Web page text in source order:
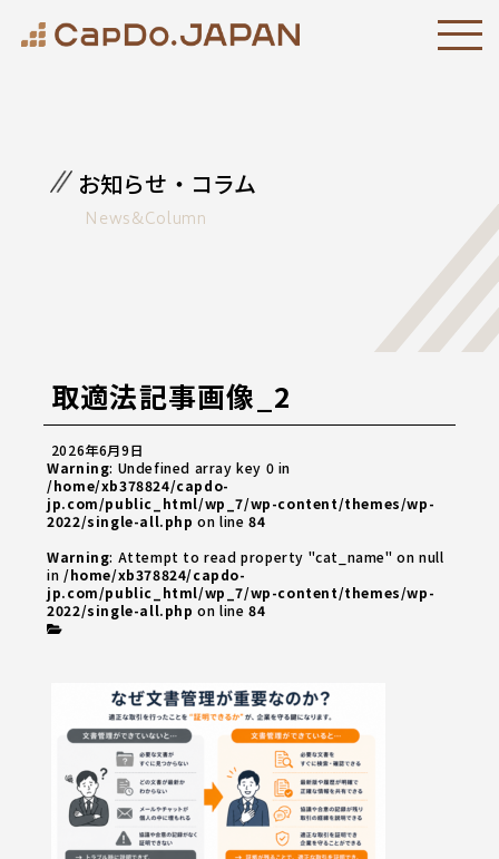
お知らせ・コラム
News&Column
取適法記事画像_2
2026年6月9日
Warning: Undefined array key 0 in
/home/xb378824/capdo-
jp.com/public_html/wp_7/wp-content/themes/wp-
2022/single-all.php on line84
Warning: Attempt to read property "cat_name" on null
in/home/xb378824/capdo-
jp.com/public_html/wp_7/wp-content/themes/wp-
2022/single-all.php on line84